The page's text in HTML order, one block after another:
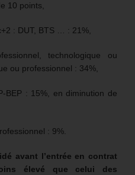
10 points,
: DUT, BTS … : 21%,
technologique ou
ou professionnel : 34%,
BEP : 15%, en diminution de
: 9%.
avant l’entrée en contrat
élevé que celui des